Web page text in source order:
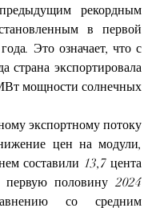
рекордным
в первой
Это означает, что с
страна экспортировала
мощности солнечных
экспортному потоку
цен на модули,
составили 13,7 цента
первую половину 2024
со средним